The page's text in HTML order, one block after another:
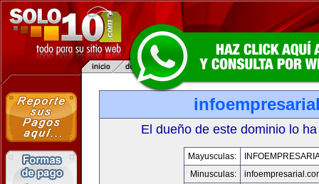
El dueño de este dominio lo
Mayusculas:
Minusculas: